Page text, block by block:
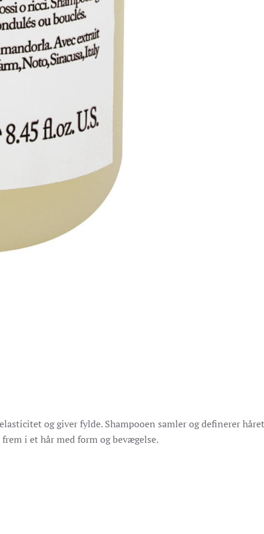
og giver fylde. Shampooen samler og definerer
i et hår med form og bevægelse.